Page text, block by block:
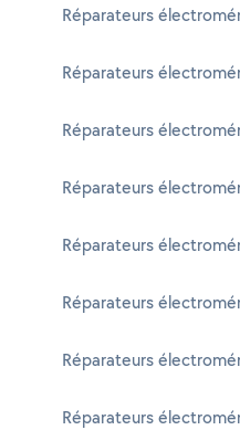
Réparateurs
Réparateurs
Réparateurs
Réparateurs
Réparateurs
Réparateurs
Réparateurs
Réparateurs